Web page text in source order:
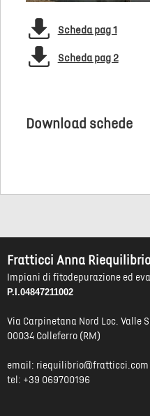
Scheda pag 1
Scheda pag 2
Download schede
Fratticci Anna
Impiani di fitodepurazione ed
P.I.04847211002
Via Carpinetana Nord Loc. Valle
00034 Colleferro (RM)
email: riequilibrio@fratticci.com
tel: +39 069700196